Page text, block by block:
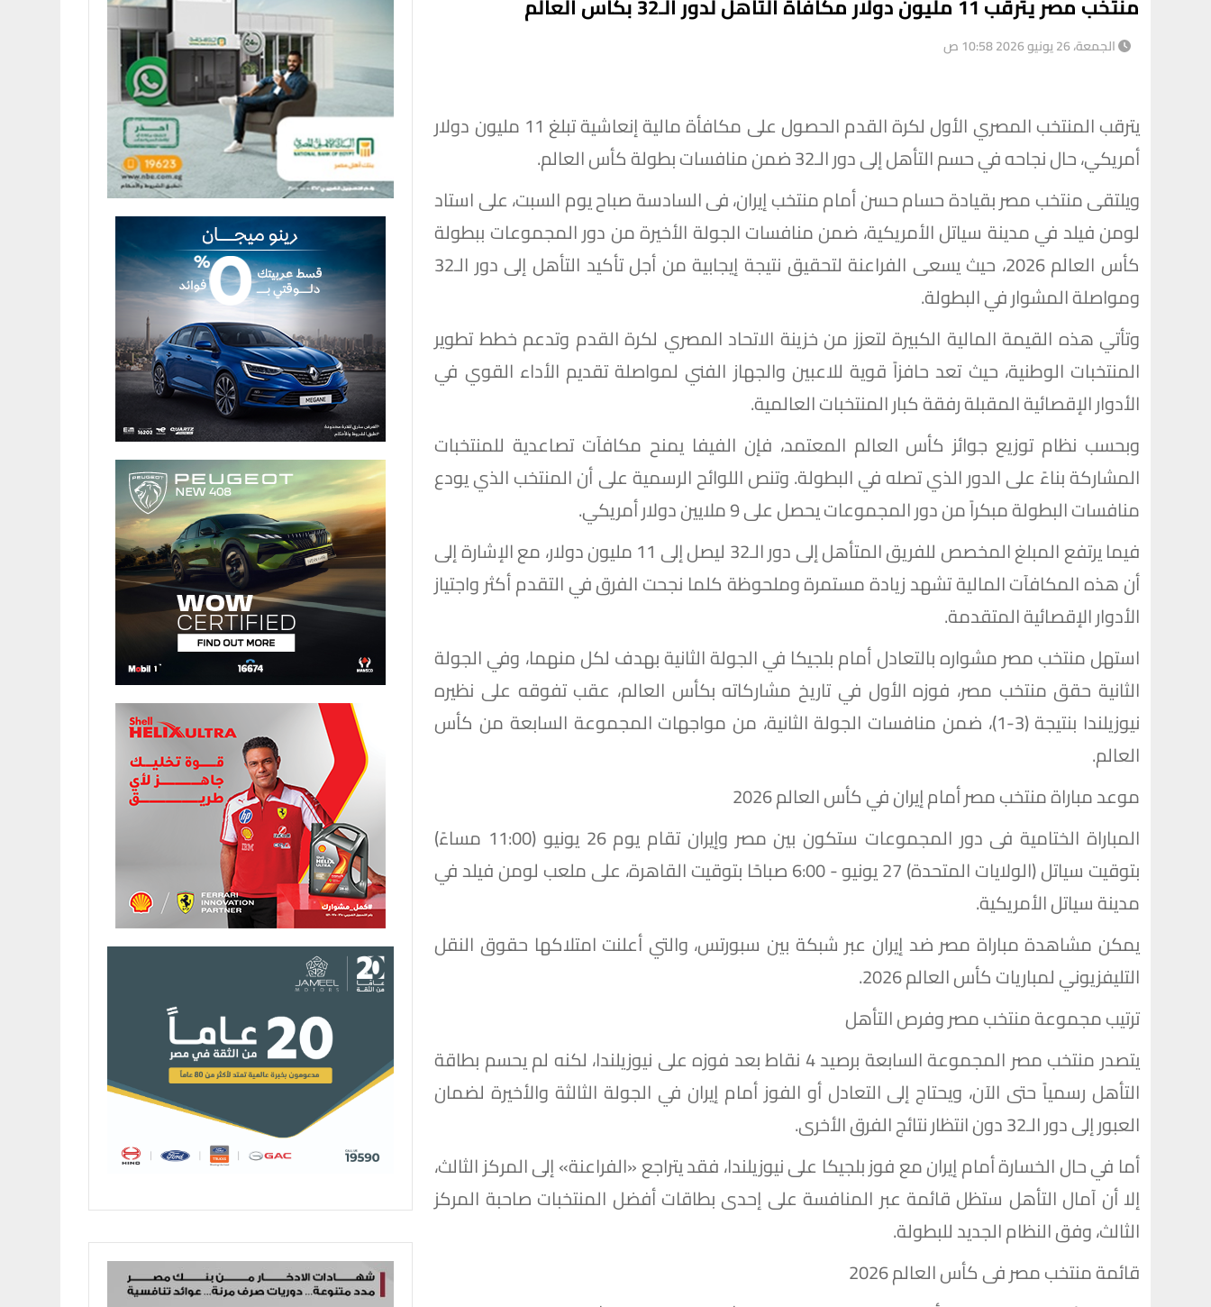
الجمعة، 26 يونيو 2026 10:58 ص
يترقب المنتخب المصري الأول لكرة القدم الحصول على مكافأة مالية إنعاشية تبلغ 11 مليون دولار
أمريكي، حال نجاحه في حسم التأهل إلى دور الـ32 ضمن منافسات بطولة كأس العالم.
ويلتقى منتخب مصر بقيادة حسام حسن أمام منتخب إيران، فى السادسة صباح يوم السبت، على استاد
لومن فيلد في مدينة سياتل الأمريكية، ضمن منافسات الجولة الأخيرة من دور المجموعات ببطولة
كأس العالم 2026، حيث يسعى الفراعنة لتحقيق نتيجة إيجابية من أجل تأكيد التأهل إلى دور الـ32
ومواصلة المشوار في البطولة.
وتأتي هذه القيمة المالية الكبيرة لتعزز من خزينة الاتحاد المصري لكرة القدم وتدعم خطط تطوير
المنتخبات الوطنية، حيث تعد حافزاً قوية للاعبين والجهاز الفني لمواصلة تقديم الأداء القوي في
الأدوار الإقصائية المقبلة رفقة كبار المنتخبات العالمية.
وبحسب نظام توزيع جوائز كأس العالم المعتمد، فإن الفيفا يمنح مكافآت تصاعدية للمنتخبات
المشاركة بناءً على الدور الذي تصله في البطولة. وتنص اللوائح الرسمية على أن المنتخب الذي يودع
منافسات البطولة مبكراً من دور المجموعات يحصل على 9 ملايين دولار أمريكي.
فيما يرتفع المبلغ المخصص للفريق المتأهل إلى دور الـ32 ليصل إلى 11 مليون دولار، مع الإشارة إلى
أن هذه المكافآت المالية تشهد زيادة مستمرة وملحوظة كلما نجحت الفرق في التقدم أكثر واجتياز
الأدوار الإقصائية المتقدمة.
استهل منتخب مصر مشواره بالتعادل أمام بلجيكا في الجولة الثانية بهدف لكل منهما، وفي الجولة
الثانية حقق منتخب مصر، فوزه الأول في تاريخ مشاركاته بكأس العالم، عقب تفوقه على نظيره
نيوزيلندا بنتيجة (3-1)، ضمن منافسات الجولة الثانية، من مواجهات المجموعة السابعة من كأس
العالم.
موعد مباراة منتخب مصر أمام إيران في كأس العالم 2026
المباراة الختامية فى دور المجموعات ستكون بين مصر وإيران تقام يوم 26 يونيو (11:00 مساءً)
بتوقيت سياتل (الولايات المتحدة) 27 يونيو - 6:00 صباحًا بتوقيت القاهرة، على ملعب لومن فيلد في
مدينة سياتل الأمريكية.
يمكن مشاهدة مباراة مصر ضد إيران عبر شبكة بين سبورتس، والتي أعلنت امتلاكها حقوق النقل
التليفزيوني لمباريات كأس العالم 2026.
ترتيب مجموعة منتخب مصر وفرص التأهل
يتصدر منتخب مصر المجموعة السابعة برصيد 4 نقاط بعد فوزه على نيوزيلندا، لكنه لم يحسم بطاقة
التأهل رسمياً حتى الآن، ويحتاج إلى التعادل أو الفوز أمام إيران في الجولة الثالثة والأخيرة لضمان
العبور إلى دور الـ32 دون انتظار نتائج الفرق الأخرى.
أما في حال الخسارة أمام إيران مع فوز بلجيكا على نيوزيلندا، فقد يتراجع «الفراعنة» إلى المركز الثالث،
إلا أن آمال التأهل ستظل قائمة عبر المنافسة على إحدى بطاقات أفضل المنتخبات صاحبة المركز
الثالث، وفق النظام الجديد للبطولة.
قائمة منتخب مصر فى كأس العالم 2026